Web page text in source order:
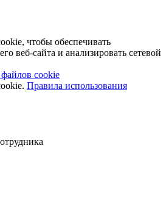
чтобы обеспечивать
веб-сайта и анализировать сетевой
cookie
Правила использования